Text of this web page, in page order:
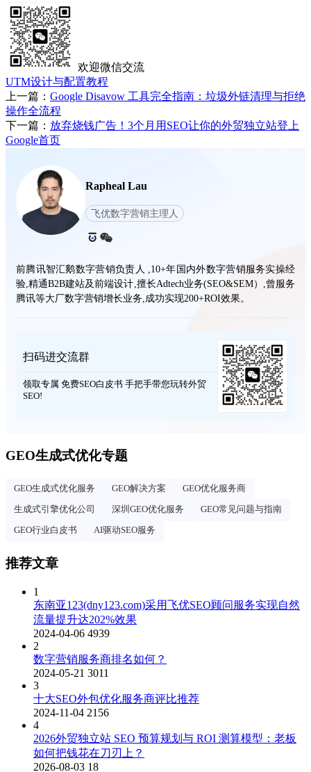
欢迎微信交流
UTM设计与配置教程
上一篇： Google Disavow 工具完全指南：垃圾外链清理与拒绝
操作全流程
下一篇： 放弃烧钱广告！3个月用SEO让你的外贸独立站登上
Google首页
Rapheal Lau
飞优数字营销主理人
前腾讯智汇鹅数字营销负责人 ,10+年国内外数字营销服务实操经
验,精通B2B建站及前端设计,擅长Adtech业务(SEO&SEM）,曾服务
腾讯等大厂数字营销增长业务,成功实现200+ROI效果。
扫码进交流群
领取专属 免费SEO白皮书 手把手带您玩转外贸
SEO!
GEO生成式优化专题
GEO生成式优化服务 GEO解决方案
GEO优化服务商
生成式引擎优化公司
深圳GEO优化服务
GEO常见问题与指南
GEO行业白皮书
AI驱动SEO服务
推荐文章
1
东南亚123(dny123.com)采用飞优SEO顾问服务实现自然
流量提升达202%效果
2024-04-06 4939
2
数字营销服务商排名如何？
2024-05-21 3011
3
十大SEO外包优化服务商评比推荐
2024-11-04 2156
4
2026外贸独立站 SEO 预算规划与 ROI 测算模型：老板
如何把钱花在刀刃上？
2026-08-03 18